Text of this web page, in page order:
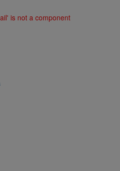
is not a component